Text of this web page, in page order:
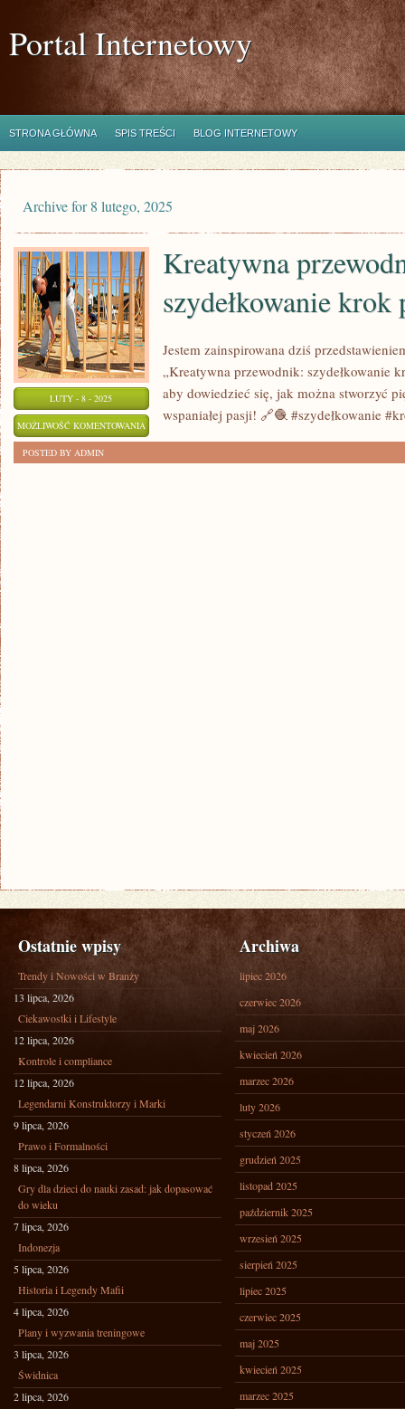
Portal Internetowy
STRONA GŁÓWNA SPIS TREŚCI BLOG INTERNETOWY
Archive for 8 lutego, 2025
LUTY - 8 - 2025
MOŻLIWOŚĆ KOMENTOWANIA KREATYWNA
ZOSTAŁA WYŁĄCZONA
Kreatywna
szydełkowanie
Jestem zainspirowana dziś
„Kreatywna przewodnik: szydełkowanie
aby dowiedzieć się, jak można stworzyć
wspaniałej pasji! 🔗🧶 #szydełkowanie
POSTED BY ADMIN
Ostatnie wpisy
Trendy i Nowości w Branży
13 lipca, 2026
Ciekawostki i Lifestyle
12 lipca, 2026
Kontrole i compliance
12 lipca, 2026
Legendarni Konstruktorzy i Marki
9 lipca, 2026
Prawo i Formalności
8 lipca, 2026
Gry dla dzieci do nauki zasad: jak dopasować
do wieku
7 lipca, 2026
Indonezja
5 lipca, 2026
Historia i Legendy Mafii
4 lipca, 2026
Plany i wyzwania treningowe
3 lipca, 2026
Świdnica
2 lipca, 2026
Archiwa
lipiec 2026
czerwiec 2026
maj 2026
kwiecień 2026
marzec 2026
luty 2026
styczeń 2026
grudzień 2025
listopad 2025
październik 2025
wrzesień 2025
sierpień 2025
lipiec 2025
czerwiec 2025
maj 2025
kwiecień 2025
marzec 2025